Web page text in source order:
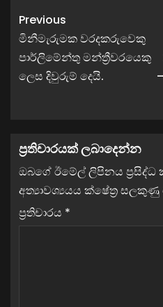
Previous
මිනීමැරුමක වරදකරුවෙකු
පාර්ලිමේන්තු මන්ත්‍රීවරයෙකු
ලෙස දිවුරුම් දෙයි.
ප්‍රතිචාරයක් ලබාදෙන්න
ඔබගේ ඊමේල් ලිපිනය
අත්‍යාවශ්‍යයය ක්ෂේත්‍ර
ප්‍රතිචාරය *